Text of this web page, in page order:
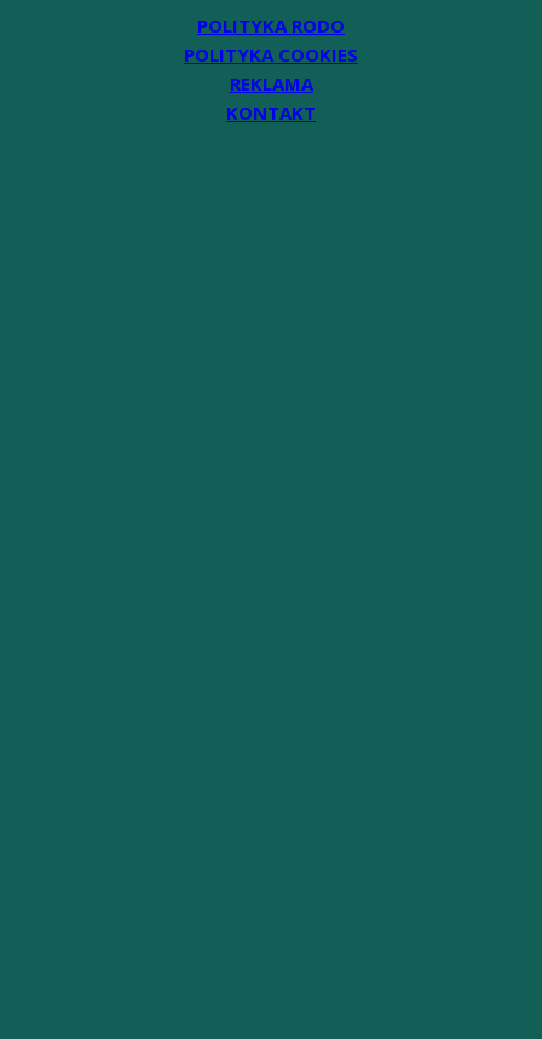
POLITYKA RODO
POLITYKA COOKIES
REKLAMA
KONTAKT